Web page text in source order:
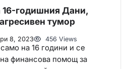
годишния Дани,
тумор
8, 2023 456 Views
на 16 години и се
финансова помощ за